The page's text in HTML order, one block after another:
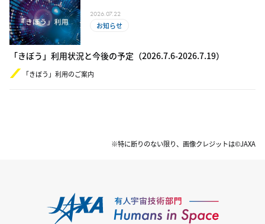
2026.07.22
お知らせ
「きぼう」利用状況と今後の予定（2​0​26.​7.6-​2​0​26.7.19）
「きぼう」利用のご案内
※特に断りのない限り、画像クレジットは©JAXA